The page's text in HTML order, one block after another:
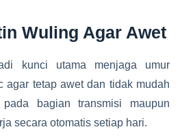
Wuling Agar Awet
kunci utama menjaga umur
agar tetap awet dan tidak mudah
pada bagian transmisi maupun
secara otomatis setiap hari.